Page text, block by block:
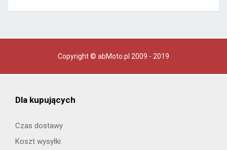
Copyright © abMoto.pl 2009 - 2019
Dla kupujących
Czas dostawy
Koszt wysyłki